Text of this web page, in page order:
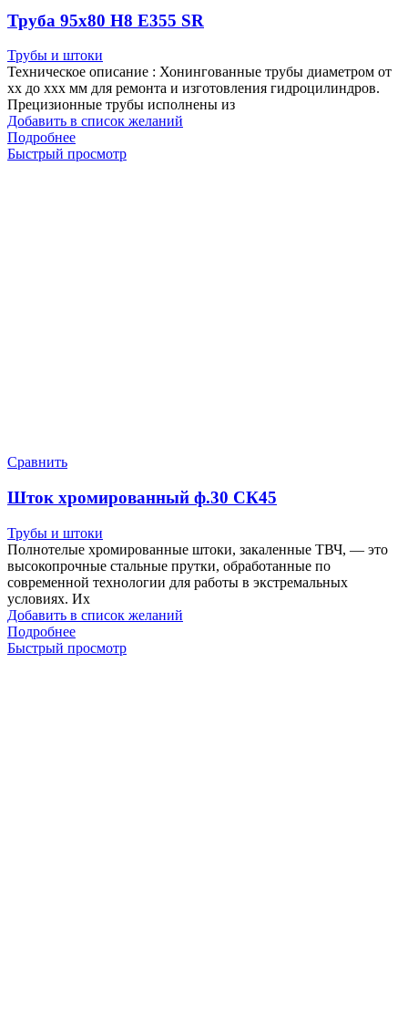
Труба 95х80 H8 Е355 SR
Трубы и штоки
Техническое описание : Хонингованные трубы диаметром от
хх до ххх мм для ремонта и изготовления гидроцилиндров.
Прецизионные трубы исполнены из
Добавить в список желаний
Подробнее
Быстрый просмотр
Сравнить
Шток хромированный ф.30 СК45
Трубы и штоки
Полнотелые хромированные штоки, закаленные ТВЧ, — это
высокопрочные стальные прутки, обработанные по
современной технологии для работы в экстремальных
условиях. Их
Добавить в список желаний
Подробнее
Быстрый просмотр